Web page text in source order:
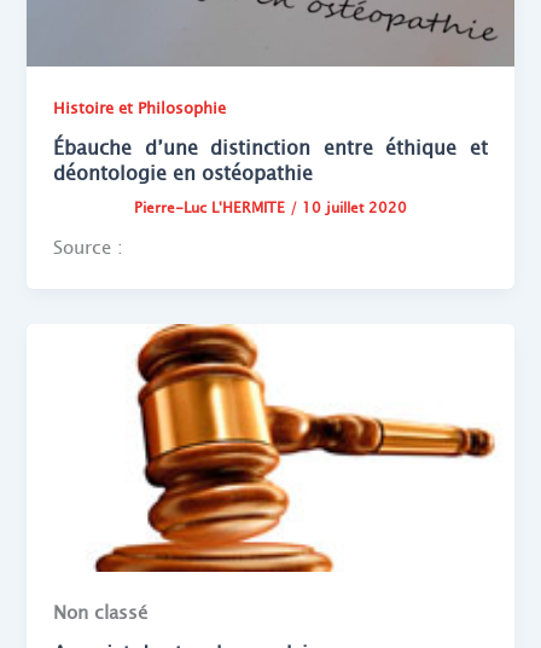
Histoire et Philosophie
Ébauche d’une distinction entre éthique et
déontologie en ostéopathie
Pierre-Luc L'HERMITE / 10 juillet 2020
Source :
Non classé